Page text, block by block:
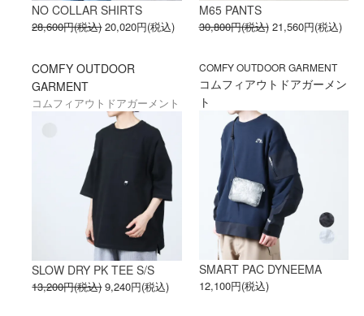
NO COLLAR SHIRTS
28,600円(税込) 20,020円(税込)
M65 PANTS
30,800円(税込) 21,560円(税込)
COMFY OUTDOOR
GARMENT
コムフィアウトドアガーメント
SLOW DRY PK TEE S/S
13,200円(税込) 9,240円(税込)
COMFY OUTDOOR GARMENT
コムフィアウトドアガーメン
ト
SMART PAC DYNEEMA
12,100円(税込)